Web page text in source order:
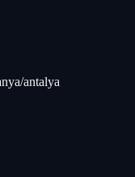
antalya